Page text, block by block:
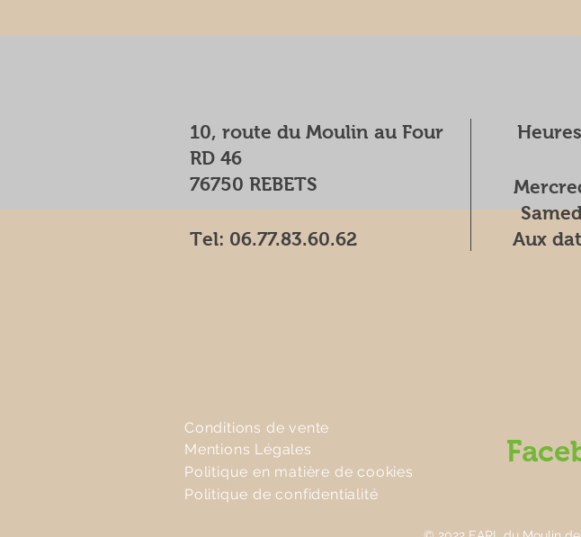
10, route du Moulin au Four
RD 46
76750 REBETS
Tel: 06.77.83.60.62
Aux
Conditions de vente
Mentions Légales
Politique en matière de cookies
Politique de confidentialité